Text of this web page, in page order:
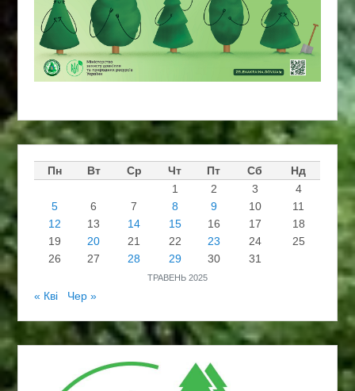
ТРАВЕНЬ 2025
Пн Вт Ср Чт Пт Сб
Нд
1
2 3
4
5
6 7 8 9 10
11
12
13 14 15 16 17
18
19
20 21 22 23 24
25
26
27 28 29 30 31
« Кві Чер »